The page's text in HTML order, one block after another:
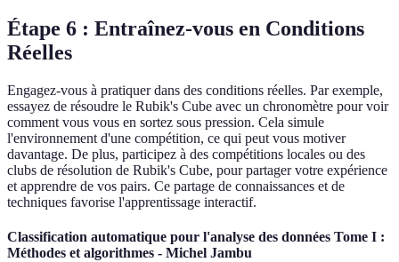
Étape 6 : Entraînez-vous en Conditions
Réelles
Engagez-vous à pratiquer dans des conditions réelles. Par exemple,
essayez de résoudre le Rubik's Cube avec un chronomètre pour voir
comment vous vous en sortez sous pression. Cela simule
l'environnement d'une compétition, ce qui peut vous motiver
davantage. De plus, participez à des compétitions locales ou des
clubs de résolution de Rubik's Cube, pour partager votre expérience
et apprendre de vos pairs. Ce partage de connaissances et de
techniques favorise l'apprentissage interactif.
Classification automatique pour l'analyse des données Tome I :
Méthodes et algorithmes - Michel Jambu